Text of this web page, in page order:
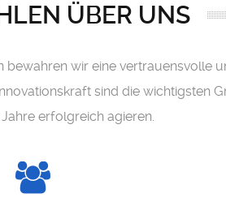
ÜBER UNS
bewahren wir eine vertrauensvolle
sind die wichtigsten
erfolgreich agieren.